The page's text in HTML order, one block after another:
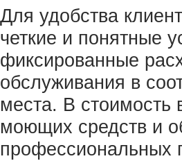
Для удобства
четкие и понятные
фиксированные
обслуживания в
места. В стоимость
моющих средств и
профессиональных